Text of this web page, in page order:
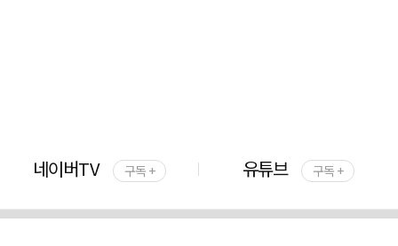
네이버TV 구독 + 유튜브 구독 +